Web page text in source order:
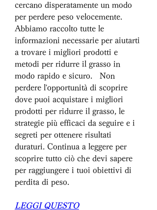
cercano disperatamente un modo
per perdere peso velocemente.
Abbiamo raccolto tutte le
informazioni necessarie per aiutarti
a trovare i migliori prodotti e
metodi per ridurre il grasso in
modo rapido e sicuro.   Non
perdere l'opportunità di scoprire
dove puoi acquistare i migliori
prodotti per ridurre il grasso, le
strategie più efficaci da seguire e i
segreti per ottenere risultati
duraturi. Continua a leggere per
scoprire tutto ciò che devi sapere
per raggiungere i tuoi obiettivi di
perdita di peso.
LEGGI QUESTO